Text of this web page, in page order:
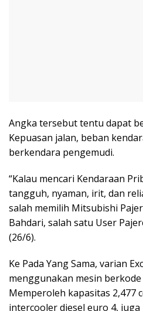
Angka tersebut tentu dapat
Kepuasan jalan, beban
berkendara pengemudi.
“Kalau mencari Kendaraan
tangguh, nyaman, irit, dan
salah memilih Mitsubishi
Bahdari, salah satu User
(26/6).
Ke Pada Yang Sama, varian
menggunakan mesin berkode
Memperoleh kapasitas 2,477
intercooler diesel euro 4,